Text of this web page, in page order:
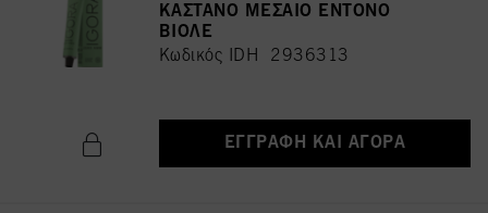
ΚΑΣΤΑΝΟ ΜΕΣΑΙΟ ΕΝΤΟΝΟ
ΒΙΟΛΕ
Κωδικός IDH 2936313
ΕΓΓΡΑΦΉ ΚΑΙ ΑΓΟΡΆ